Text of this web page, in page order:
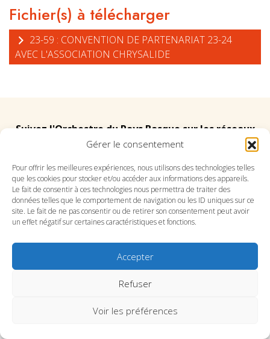
Gérer le consentement
Pour offrir les meilleures expériences, nous utilisons des technologies telles
que les cookies pour stocker et/ou accéder aux informations des appareils.
Le fait de consentir à ces technologies nous permettra de traiter des
données telles que le comportement de navigation ou les ID uniques sur ce
site. Le fait de ne pas consentir ou de retirer son consentement peut avoir
un effet négatif sur certaines caractéristiques et fonctions.
Accepter
Refuser
Voir les préférences
Fichier(s) à télécharger
23-59 : CONVENTION DE PARTENARIAT 23-24
AVEC L'ASSOCIATION CHRYSALIDE
Suivez l'Orchestre du Pays Basque sur les réseaux
Suivez le conservatoire du Pays Basque sur les
réseaux
SITE DU CONSERVATOIRE